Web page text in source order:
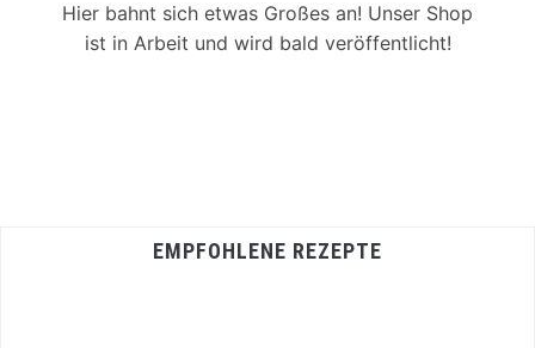
Hier bahnt sich etwas Großes an! Unser Shop
ist in Arbeit und wird bald veröffentlicht!
EMPFOHLENE REZEPTE